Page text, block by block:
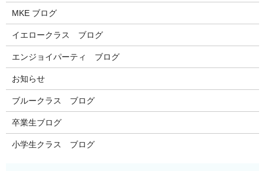
MKE ブログ
イエロークラス ブログ
エンジョイパーティ ブログ
お知らせ
ブルークラス ブログ
卒業生ブログ
小学生クラス ブログ